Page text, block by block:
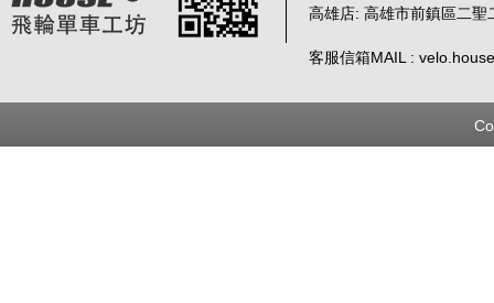
高雄店: 高雄市前鎮區二聖
客服信箱MAIL :